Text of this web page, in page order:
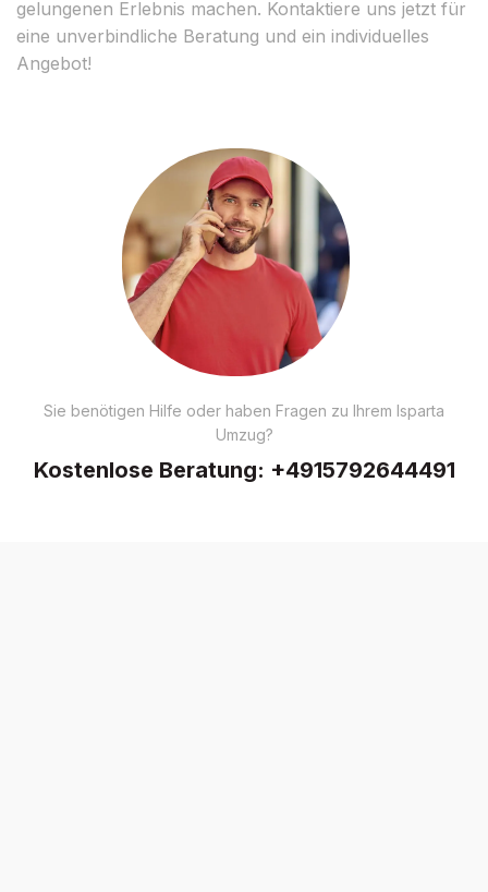
gelungenen Erlebnis machen. Kontaktiere uns jetzt für
eine unverbindliche Beratung und ein individuelles
Angebot!
Sie benötigen Hilfe oder haben Fragen zu Ihrem Isparta
Umzug?
Kostenlose Beratung: +4915792644491